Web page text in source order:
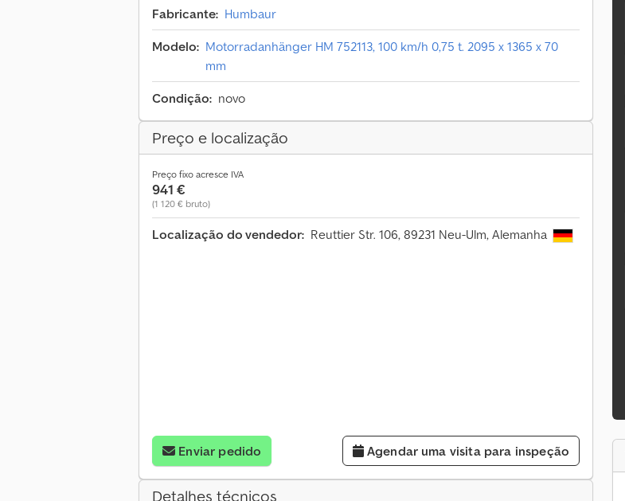
Fabricante: Humbaur
Modelo: Motorradanhänger HM 752113, 100 km/h 0,75 t. 2095 x 1365 x 70
mm
Condição: novo
Preço e localização
Preço fixo acresce IVA
941 €
(1 120 € bruto)
Localização do vendedor: Reuttier Str. 106, 89231 Neu-Ulm, Alemanha
Enviar pedido Agendar uma visita para inspeção
Detalhes técnicos